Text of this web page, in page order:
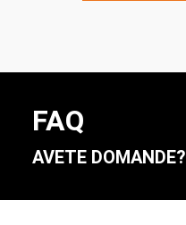
FAQ
AVETE DOMANDE?